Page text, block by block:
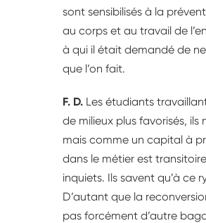
sont sensibilisés à la
au corps et au travail de
à qui il était demandé de
que l’on fait.
F. D. Les étudiants
de milieux plus favorisés,
mais comme un capital à
dans le métier est
inquiets. Ils savent qu’à ce
D’autant que la
pas forcément d’autre